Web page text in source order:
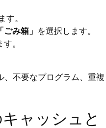
す。
「ごみ箱」 を選択します。
。
、不要なプログラム、重複
ャッシュと